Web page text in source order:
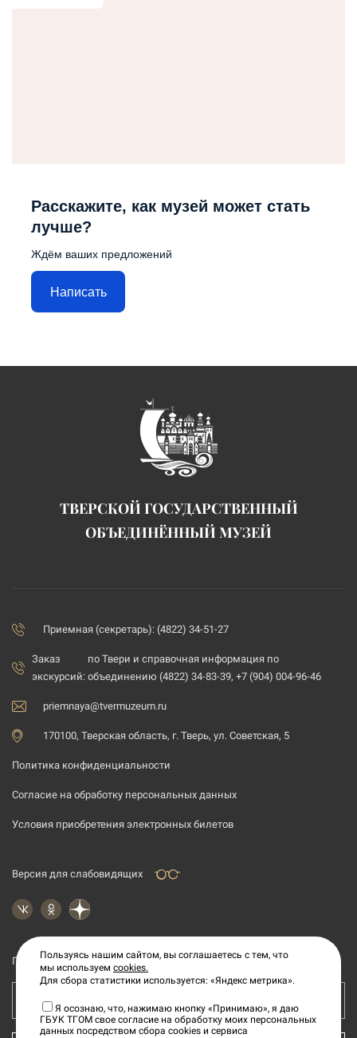
Расскажите, как музей может стать
лучше?
Ждём ваших предложений
Написать
ТВЕРСКОЙ ГОСУДАРСТВЕННЫЙ
ОБЪЕДИНЁННЫЙ МУЗЕЙ
Приемная (секретарь): (4822) 34-51-27
Заказ
экскурсий:
по Твери и справочная информация по
объединению (4822) 34-83-39, +7 (904) 004-96-46
priemnaya@tvermuzeum.ru
170100, Тверская область, г. Тверь, ул. Советская, 5
Политика конфиденциальности
Согласие на обработку персональных данных
Условия приобретения электронных билетов
Версия для слабовидящих
Подпишитесь на рассылку новостей
Ваш e-mail адрес
Пользуясь нашим сайтом, вы соглашаетесь с тем, что
мы используем cookies.
Для сбора статистики используется: «Яндекс метрика».
Я осознаю, что, нажимаю кнопку «Принимаю», я даю
ГБУК ТГОМ свое согласие на обработку моих персональных
данных посредством сбора cookies и сервиса